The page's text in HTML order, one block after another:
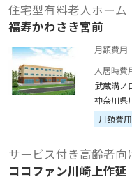
住宅型有料老人ホーム
福寿かわさき宮前
月額費用
入居時費
武蔵溝ノ
神奈川県
月額費
サービス付き高齢者向
ココファン川崎上作延